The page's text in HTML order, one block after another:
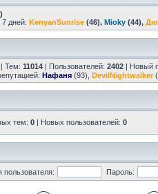
дней: KenyanSunrise (46), Mioky (44),
| Тем: 11014 | Пользователей: 2402 | Новый
Нафаня (93), DevilNightwalker
тем: 0 | Новых пользователей: 0
пользователя: Пароль: